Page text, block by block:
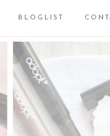
BLOGLIST